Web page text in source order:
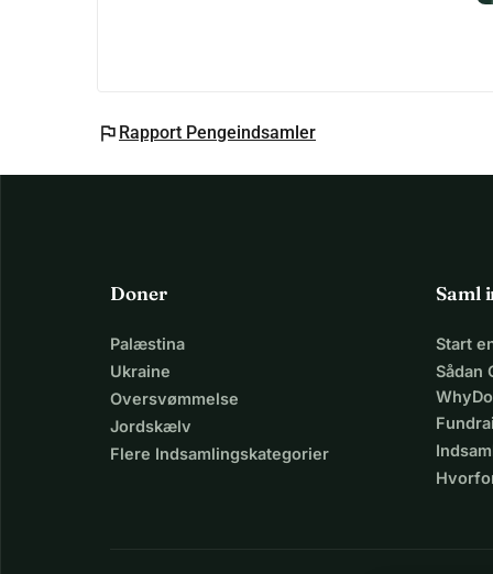
flag Rapport Pengeindsamler
Doner
Palæstina
Ukraine
Oversvømmelse
Jordskælv
Flere Indsamlingskategorier
Saml
Start
Sådan